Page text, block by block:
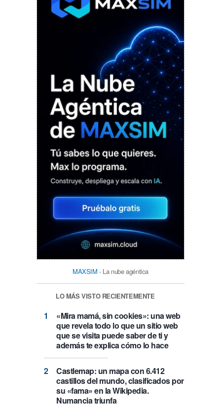
MAXSIM - La nube agéntica
LO MÁS VISTO RECIENTEMENTE
«Mira mamá, sin cookies»: una web
que revela todo lo que un sitio web
que se visita puede saber de ti y
además te explica cómo lo hace
Castlemap: un mapa con 6.412
castillos del mundo, clasificados por
su «fama» en la Wikipedia.
Numancia triunfa